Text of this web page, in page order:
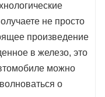
не просто
произведение
в железо, это
можно
о